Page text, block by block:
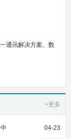
通讯解决方案、数
+更多
04-23